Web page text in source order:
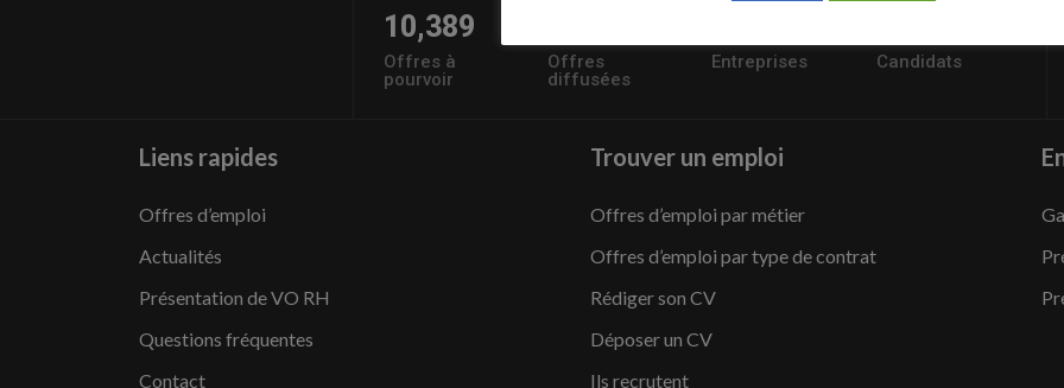
10,389
Offres à
pourvoir
Offres
diffusées
Entreprises Candidats
Liens rapides
Offres d’emploi
Actualités
Présentation de VO RH
Questions fréquentes
Contact
Trouver un emploi
Offres d’emploi par métier
Offres d’emploi par type de contrat
Rédiger son CV
Déposer un CV
Ils recrutent